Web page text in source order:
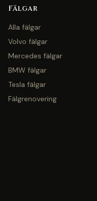
Fälgar
Alla fälgar
Volvo fälgar
Mercedes fälgar
BMW fälgar
Tesla fälgar
Fälgrenovering